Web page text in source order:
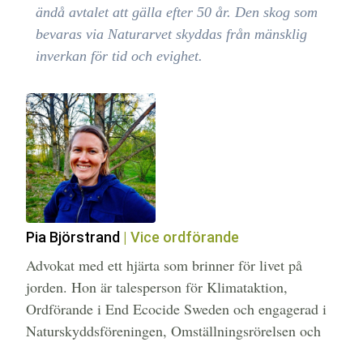
ändå avtalet att gälla efter 50 år. Den skog som
bevaras via Naturarvet skyddas från mänsklig
inverkan för tid och evighet.
Pia Björstrand | Vice ordförande
Advokat med ett hjärta som brinner för livet på
jorden. Hon är talesperson för Klimataktion,
Ordförande i End Ecocide Sweden och engagerad i
Naturskyddsföreningen, Omställningsrörelsen och